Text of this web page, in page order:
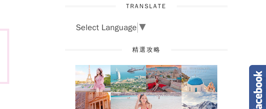
TRANSLATE
Select Language ▼
精選攻略